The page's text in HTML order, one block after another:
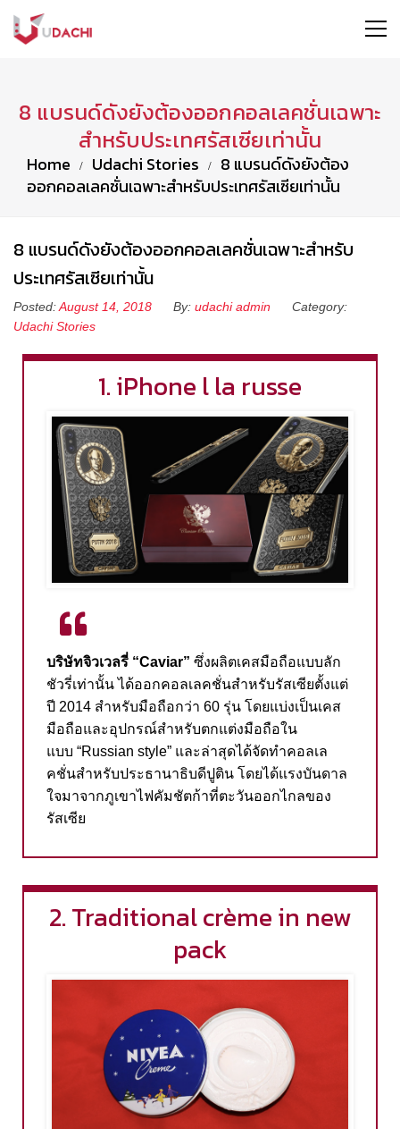
8 แบรนด์ดังยังต้องออกคอลเลคชั่นเฉพาะ
สำหรับประเทศรัสเซียเท่านั้น
Home Udachi Stories
8 แบรนด์ดังยังต้อง
ออกคอลเลคชั่นเฉพาะสำหรับประเทศรัสเซียเท่านั้น
8 แบรนด์ดังยังต้องออกคอลเลคชั่นเฉพาะสำหรับ
ประเทศรัสเซียเท่านั้น
Posted:August 14, 2018 By: udachi admin
Category:
Udachi Stories
1. iPhone l la russe
บริษัทจิวเวลรี่ “Caviar” ซึ่งผลิตเคสมือถือแบบลัก
ชัวรี่เท่านั้น ได้ออกคอลเลคชั่นสำหรับรัสเซียตั้งแต่
ปี 2014 สำหรับมือถือกว่า 60 รุ่น โดยแบ่งเป็นเคส
มือถือและอุปกรณ์สำหรับตกแต่งมือถือใน
แบบ “Russian style” และล่าสุดได้จัดทำคอลเล
คชั่นสำหรับประธานาธิบดีปูติน โดยได้แรงบันดาล
ใจมาจากภูเขาไฟคัมชัตก้าที่ตะวันออกไกลของ
รัสเซีย
2. Traditional crème in new
pack